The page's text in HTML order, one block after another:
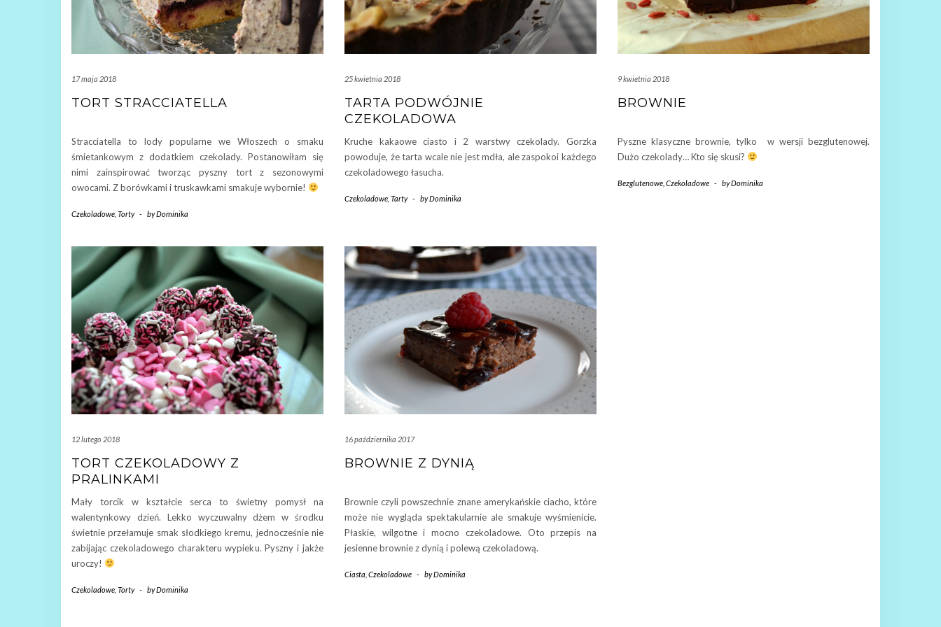
17 maja 2018
TORT STRACCIATELLA
Stracciatella to lody popularne we Włoszech o smaku
śmietankowym z dodatkiem czekolady. Postanowiłam się
nimi zainspirować tworząc pyszny tort z sezonowymi
owocami. Z borówkami i truskawkami smakuje wybornie!
Czekoladowe Torty - byDominika
25 kwietnia 2018
TARTA PODWÓJNIE
CZEKOLADOWA
Kruche kakaowe ciasto i 2 warstwy czekolady. Gorzka
powoduje, że tarta wcale nie jest mdła, ale zaspokoi każdego
czekoladowego łasucha.
Czekoladowe Tarty - byDominika
9 kwietnia 2018
BROWNIE
Pyszne klasyczne brownie, tylko w wersji bezglutenowej.
Dużo czekolady… Kto się skusi?
Bezglutenowe Czekoladowe - byDominika
12 lutego 2018
TORT CZEKOLADOWY Z
PRALINKAMI
Mały torcik w kształcie serca to świetny pomysł na
walentynkowy dzień. Lekko wyczuwalny dżem w środku
świetnie przełamuje smak słodkiego kremu, jednocześnie nie
zabijając czekoladowego charakteru wypieku. Pyszny i jakże
uroczy!
Czekoladowe Torty - byDominika
16 października 2017
BROWNIE Z DYNIĄ
Brownie czyli powszechnie znane amerykańskie ciacho, które
może nie wygląda spektakularnie ale smakuje wyśmienicie.
Płaskie, wilgotne i mocno czekoladowe. Oto przepis na
jesienne brownie z dynią i polewą czekoladową.
Ciasta Czekoladowe - byDominika